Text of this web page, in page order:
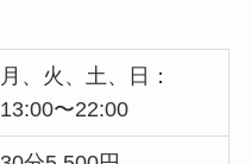
月、火、土、日：
13:00〜22:00